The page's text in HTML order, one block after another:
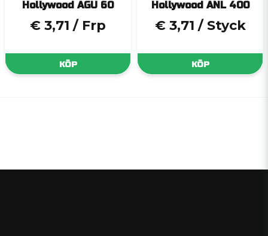
Hollywood AGU 60
€ 3,71 / Frp
KÖP
Hollywood ANL 400
€ 3,71 / Styck
KÖP